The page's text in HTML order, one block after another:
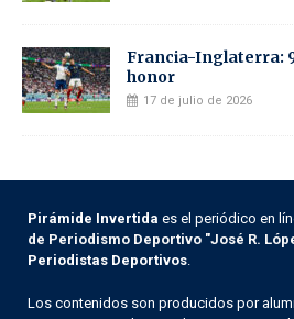
Francia-Inglaterra:
honor
17 de julio de 2026
Pirámide Invertida es el periódico en
de Periodismo Deportivo "José R.
Periodistas Deportivos
Los contenidos son producidos por